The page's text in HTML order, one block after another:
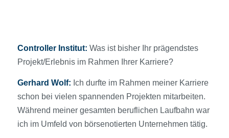
Controller Institut: Was ist bisher Ihr prägendstes
Projekt/Erlebnis im Rahmen Ihrer Karriere?
Gerhard Wolf: Ich durfte im Rahmen meiner Karriere
schon bei vielen spannenden Projekten mitarbeiten.
Während meiner gesamten beruflichen Laufbahn war
ich im Umfeld von börsenotierten Unternehmen tätig.